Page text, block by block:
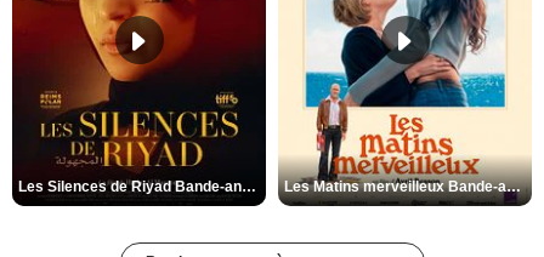
Les Silences de Riyad Bande-annonce VO STFR Les Matins merveilleux Bande-annonce VF